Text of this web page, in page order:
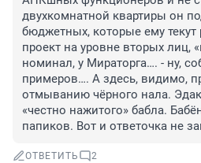
двухкомнатной квартиры он
бюджетных, которые ему текут
проект на уровне вторых лиц,
номинал, у Мираторга…. - ну,
примеров…. А здесь, видимо,
отмыванию чёрного нала.
«честно нажитого» бабла.
папиков. Вот и ответочка не
ОТВЕТИТЬ 2